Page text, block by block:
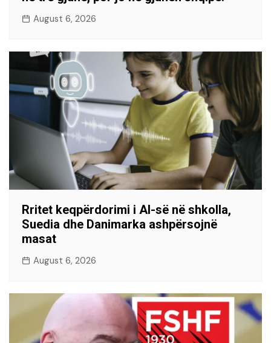
August 6, 2026
Rritet keqpërdorimi i AI-së në shkolla,
Suedia dhe Danimarka ashpërsojnë
masat
August 6, 2026